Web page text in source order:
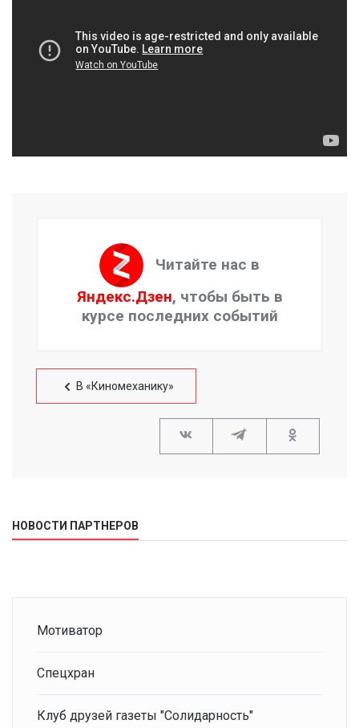
Читайте нас в
Яндекс.Дзен, чтобы быть в
курсе последних событий
В «Киномеханику»
НОВОСТИ ПАРТНЕРОВ
Мотиватор
Спецхран
Клуб друзей газеты "Солидарность"